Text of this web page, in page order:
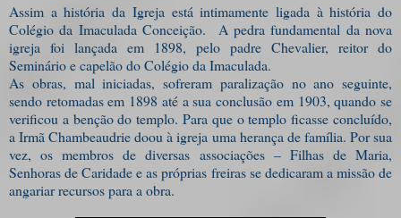
Assim a história da Igreja está intimamente ligada à história do
Colégio da Imaculada Conceição. A pedra fundamental da nova
igreja foi lançada em 1898, pelo padre Chevalier, reitor do
Seminário e capelão do Colégio da Imaculada.
As obras, mal iniciadas, sofreram paralização no ano seguinte,
sendo retomadas em 1898 até a sua conclusão em 1903, quando se
verificou a benção do templo. Para que o templo ficasse concluído,
a Irmã Chambeaudrie doou à igreja uma herança de família. Por sua
vez, os membros de diversas associações – Filhas de Maria,
Senhoras de Caridade e as próprias freiras se dedicaram a missão de
angariar recursos para a obra.